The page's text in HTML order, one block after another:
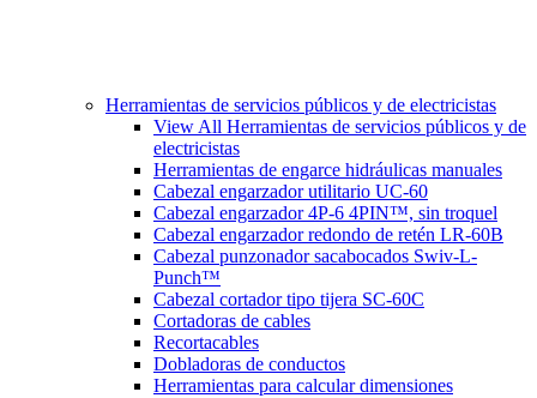
Herramientas de servicios públicos y de electricistas
View All Herramientas de servicios públicos y de
electricistas
Herramientas de engarce hidráulicas manuales
Cabezal engarzador utilitario UC-60
Cabezal engarzador 4P-6 4PIN™, sin troquel
Cabezal engarzador redondo de retén LR-60B
Cabezal punzonador sacabocados Swiv-L-
Punch™
Cabezal cortador tipo tijera SC-60C
Cortadoras de cables
Recortacables
Dobladoras de conductos
Herramientas para calcular dimensiones